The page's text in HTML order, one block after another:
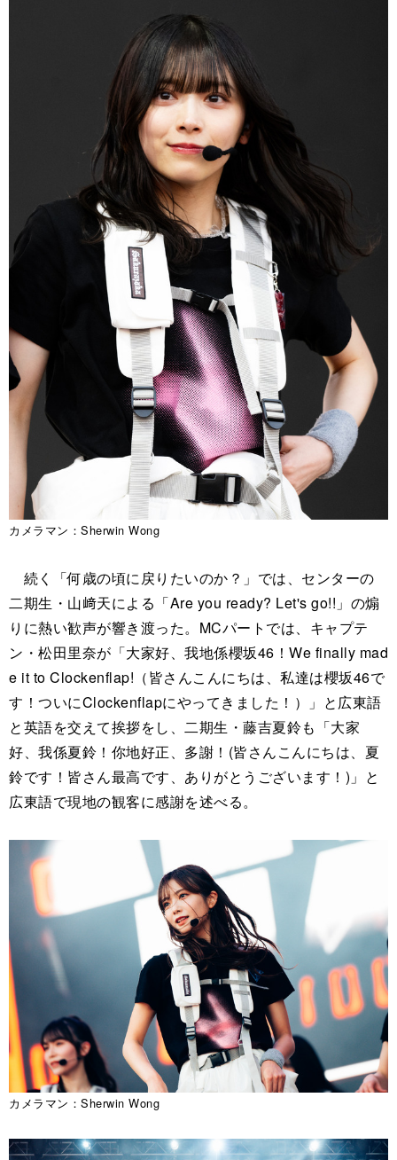
カメラマン：Sherwin Wong
続く「何歳の頃に戻りたいのか？」では、センターの
二期生・山﨑天による「Are you ready? Let's go!!」の煽
りに熱い歓声が響き渡った。MCパートでは、キャプテ
ン・松田里奈が「大家好、我地係櫻坂46！We finally mad
e it to Clockenflap!（皆さんこんにちは、私達は櫻坂46で
す！ついにClockenflapにやってきました！）」と広東語
と英語を交えて挨拶をし、二期生・藤吉夏鈴も「大家
好、我係夏鈴！你地好正、多謝！(皆さんこんにちは、夏
鈴です！皆さん最高です、ありがとうございます！)」と
広東語で現地の観客に感謝を述べる。
カメラマン：Sherwin Wong